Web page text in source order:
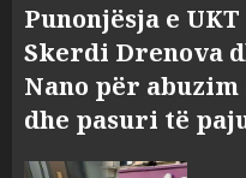
Punonjësja e
Skerdi Drenova
Nano për
dhe pasuri të